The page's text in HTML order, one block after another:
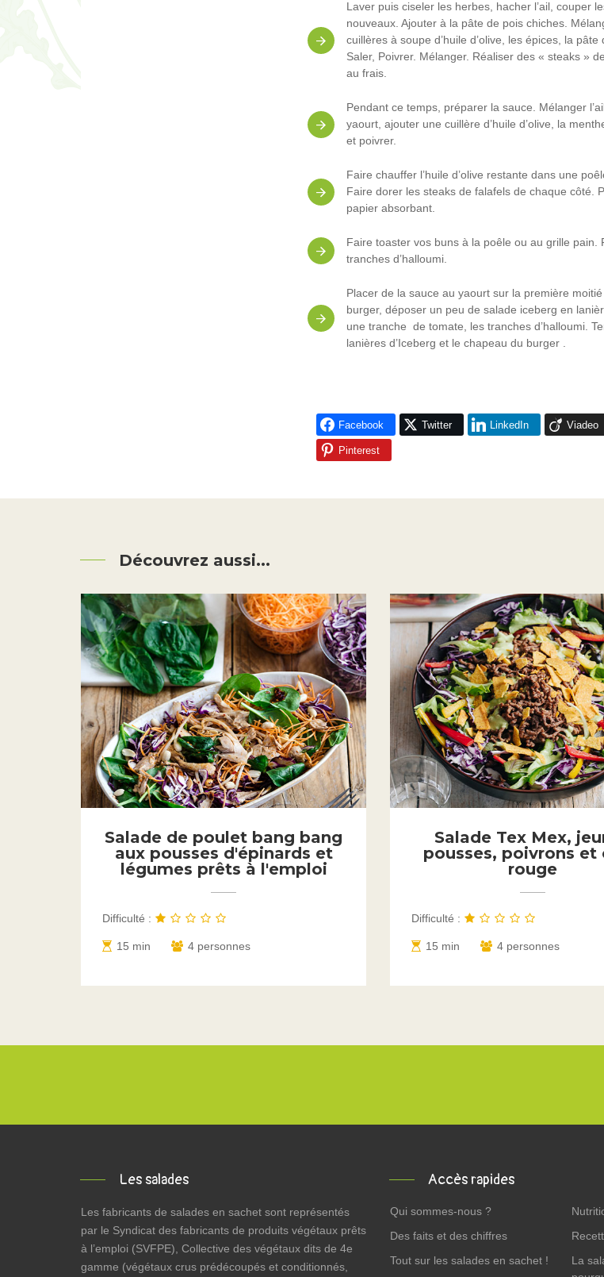
Laver puis ciseler les herbes, hacher l’ail, couper
nouveaux. Ajouter à la pâte de pois chiches.
cuillères à soupe d’huile d’olive, les épices, la pâte
Saler, Poivrer. Mélanger. Réaliser des « steaks »
au frais.
Pendant ce temps, préparer la sauce. Mélanger
yaourt, ajouter une cuillère d’huile d’olive, la
et poivrer.
Faire chauffer l’huile d’olive restante dans une
Faire dorer les steaks de falafels de chaque côté.
papier absorbant.
Faire toaster vos buns à la poêle ou au grille pain.
tranches d’halloumi.
Placer de la sauce au yaourt sur la première
burger, déposer un peu de salade iceberg en
une tranche de tomate, les tranches d’halloumi.
lanières d’Iceberg et le chapeau du burger .
Facebook Twitter LinkedIn Viadeo
Pinterest
Découvrez aussi...
Salade de poulet bang bang
aux pousses d'épinards et
légumes prêts à l'emploi
Difficulté :
15 min 4 personnes
Salade Tex Mex,
pousses, poivrons et
rouge
Difficulté :
15 min 4 personnes
Les salades
Les fabricants de salades en sachet sont représentés
par le Syndicat des fabricants de produits végétaux prêts
à l’emploi (SVFPE), Collective des végétaux dits de 4e
gamme (végétaux crus prédécoupés et conditionnés,
Accès rapides
Qui sommes-nous ?
Des faits et des chiffres
Tout sur les salades en sachet !
La